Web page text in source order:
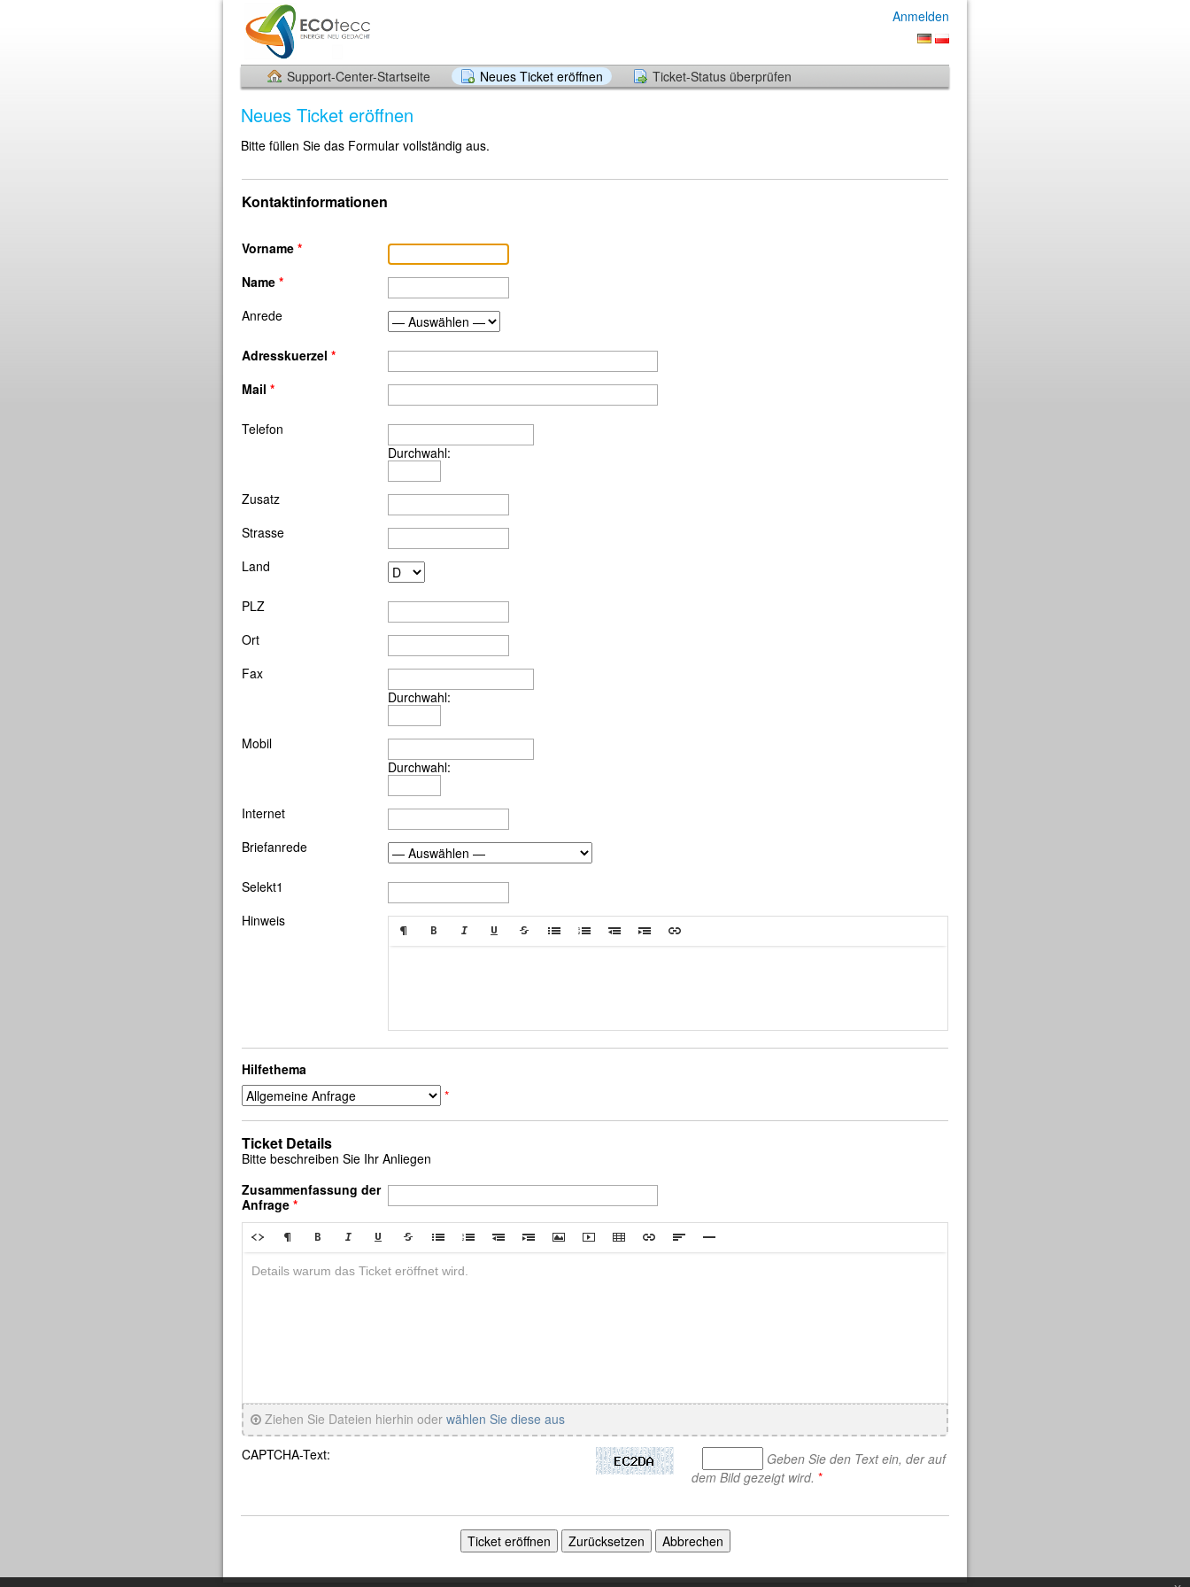
Anmelden
Support-Center-Startseite Neues Ticket eröffnen Ticket-Status überprüfen
Neues Ticket eröffnen
Bitte füllen Sie das Formular vollständig aus.
Kontaktinformationen
Vorname *
Name *
Anrede
Adresskuerzel *
Mail *
Telefon
Durchwahl:
Zusatz
Strasse
Land
PLZ
Ort
Fax
Durchwahl:
Mobil
Durchwahl:
Internet
Briefanrede
Selekt1
Hinweis
Hilfethema
*
Ticket Details
Bitte beschreiben Sie Ihr Anliegen
Zusammenfassung der
Anfrage *
Ziehen Sie Dateien hierhin oder wählen Sie diese aus
CAPTCHA-Text:
Geben Sie den Text ein, der auf
dem Bild gezeigt wird. *